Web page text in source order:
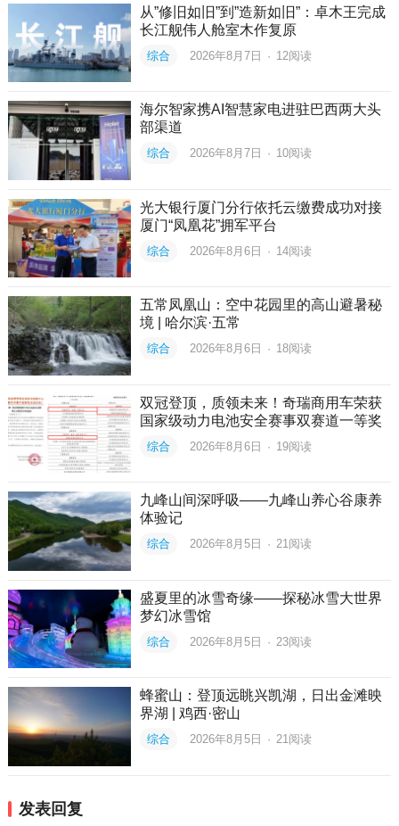
从”修旧如旧”到”造新如旧”：卓木王完成
长江舰伟人舱室木作复原
综合 2026年8月7日 · 12阅读
海尔智家携AI智慧家电进驻巴西两大头
部渠道
综合 2026年8月7日 · 10阅读
光大银行厦门分行依托云缴费成功对接
厦门“凤凰花”拥军平台
综合 2026年8月6日 · 14阅读
五常凤凰山：空中花园里的高山避暑秘
境 | 哈尔滨·五常
综合 2026年8月6日 · 18阅读
双冠登顶，质领未来！奇瑞商用车荣获
国家级动力电池安全赛事双赛道一等奖
综合 2026年8月6日 · 19阅读
九峰山间深呼吸——九峰山养心谷康养
体验记
综合 2026年8月5日 · 21阅读
盛夏里的冰雪奇缘——探秘冰雪大世界
梦幻冰雪馆
综合 2026年8月5日 · 23阅读
蜂蜜山：登顶远眺兴凯湖，日出金滩映
界湖 | 鸡西·密山
综合 2026年8月5日 · 21阅读
发表回复